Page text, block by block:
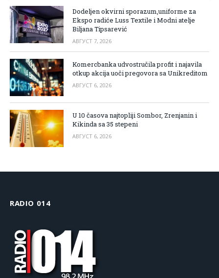
Dodeljen okvirni sporazum,uniforme za
Ekspo radiće Luss Textile i Modni atelje
Biljana Tipsarević
АВГУСТ 7, 2026
Komercbanka udvostručila profit i najavila
otkup akcija uoči pregovora sa Unikreditom
АВГУСТ 6, 2026
U 10 časova najtopliji Sombor, Zrenjanin i
Kikinda sa 35 stepeni
АВГУСТ 6, 2026
RADIO 014